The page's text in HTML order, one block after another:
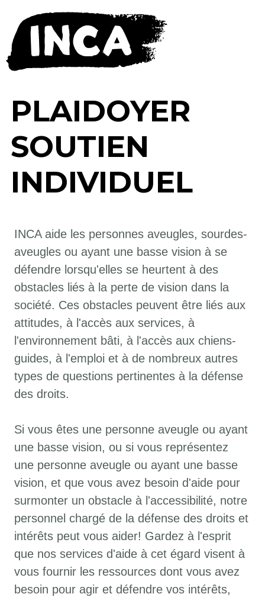
PLAIDOYER
SOUTIEN
INDIVIDUEL
INCA aide les personnes aveugles, sourdes-
aveugles ou ayant une basse vision à se
défendre lorsqu'elles se heurtent à des
obstacles liés à la perte de vision dans la
société. Ces obstacles peuvent être liés aux
attitudes, à l'accès aux services, à
l'environnement bâti, à l'accès aux chiens-
guides, à l'emploi et à de nombreux autres
types de questions pertinentes à la défense
des droits.
Si vous êtes une personne aveugle ou ayant
une basse vision, ou si vous représentez
une personne aveugle ou ayant une basse
vision, et que vous avez besoin d'aide pour
surmonter un obstacle à l'accessibilité, notre
personnel chargé de la défense des droits et
intérêts peut vous aider! Gardez à l'esprit
que nos services d'aide à cet égard visent à
vous fournir les ressources dont vous avez
besoin pour agir et défendre vos intérêts,